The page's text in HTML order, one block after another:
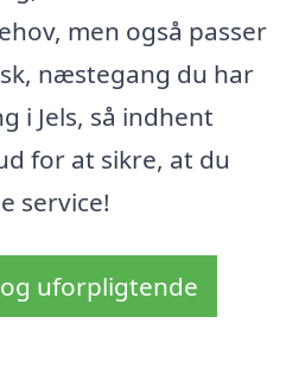
men også passer
næstegang du har
i Jels, så indhent
for at sikre, at du
service!
uforpligtende